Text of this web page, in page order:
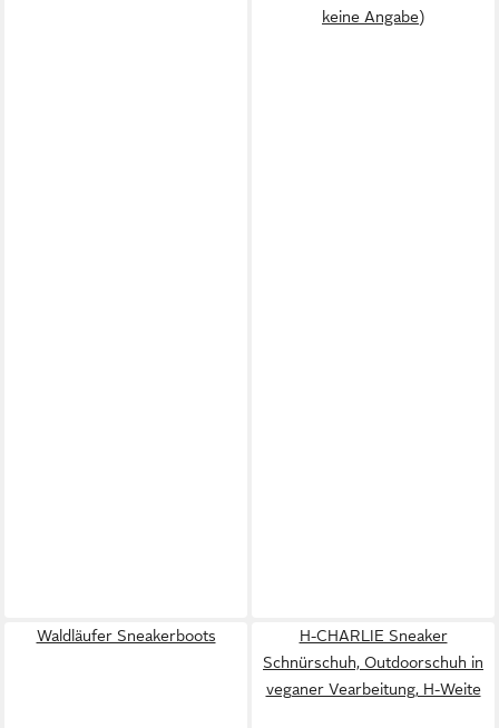
keine Angabe)
Waldläufer Sneakerboots
H-CHARLIE Sneaker
Schnürschuh, Outdoorschuh in
veganer Vearbeitung, H-Weite